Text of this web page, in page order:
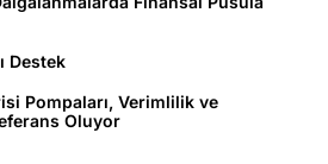
Destek
Pompaları, Verimlilik ve
Oluyor